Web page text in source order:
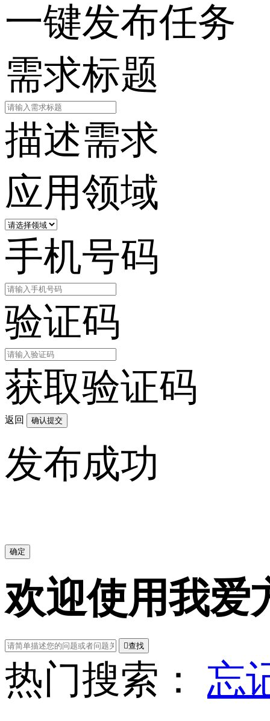
一键发布任务
需求标题
描述需求
应用领域
手机号码
验证码
获取验证码
返回 确认提交
发布成功
确定
欢迎使用我爱
查找
热门搜索： 忘